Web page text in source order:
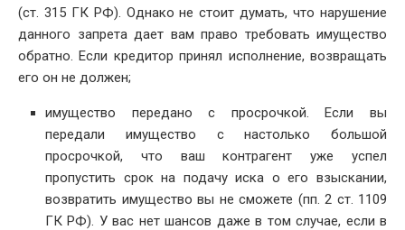
(ст. 315 ГК РФ). Однако не стоит думать, что нарушение
данного запрета дает вам право требовать имущество
обратно. Если кредитор принял исполнение, возвращать
его он не должен;
имущество передано с просрочкой. Если вы
передали имущество с настолько большой
просрочкой, что ваш контрагент уже успел
пропустить срок на подачу иска о его взыскании,
возвратить имущество вы не сможете (пп. 2 ст. 1109
ГК РФ). У вас нет шансов даже в том случае, если в